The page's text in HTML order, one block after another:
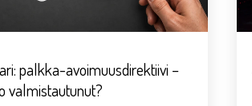
palkka-avoimuusdirektiivi –
valmistautunut?